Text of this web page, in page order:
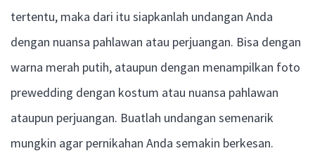
tertentu, maka dari itu siapkanlah undangan Anda
dengan nuansa pahlawan atau perjuangan. Bisa dengan
warna merah putih, ataupun dengan menampilkan foto
prewedding dengan kostum atau nuansa pahlawan
ataupun perjuangan. Buatlah undangan semenarik
mungkin agar pernikahan Anda semakin berkesan.